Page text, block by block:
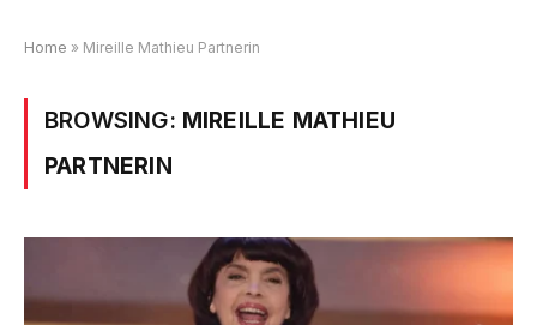
Home » Mireille Mathieu Partnerin
BROWSING: MIREILLE MATHIEU
PARTNERIN